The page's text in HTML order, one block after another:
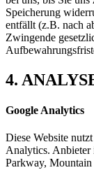
Speicherung
entfällt (z.B. nach
Zwingende
4.
Google Analytics
Diese Website
Analytics. Anbieter
Parkway,